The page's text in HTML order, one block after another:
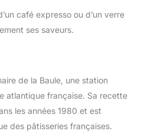
café expresso ou d’un verre
ses saveurs.
de la Baule, une station
atlantique française. Sa recette
les années 1980 et est
des pâtisseries françaises.